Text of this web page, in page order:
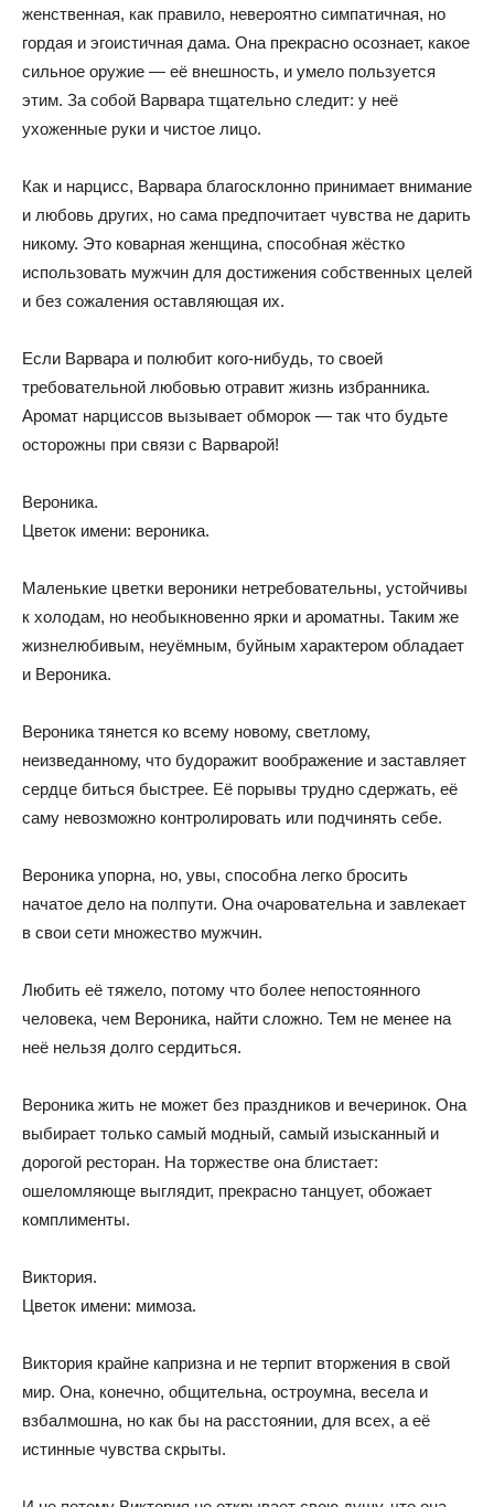
женственная, как правило, невероятно симпатичная, но
гордая и эгоистичная дама. Она прекрасно осознает, какое
сильное оружие — её внешность, и умело пользуется
этим. За собой Варвара тщательно следит: у неё
ухоженные руки и чистое лицо.
Как и нарцисс, Варвара благосклонно принимает внимание
и любовь других, но сама предпочитает чувства не дарить
никому. Это коварная женщина, способная жёстко
использовать мужчин для достижения собственных целей
и без сожаления оставляющая их.
Если Варвара и полюбит кого-нибудь, то своей
требовательной любовью отравит жизнь избранника.
Аромат нарциссов вызывает обморок — так что будьте
осторожны при связи с Варварой!
Вероника.
Цветок имени: вероника.
Маленькие цветки вероники нетребовательны, устойчивы
к холодам, но необыкновенно ярки и ароматны. Таким же
жизнелюбивым, неуёмным, буйным характером обладает
и Вероника.
Вероника тянется ко всему новому, светлому,
неизведанному, что будоражит воображение и заставляет
сердце биться быстрее. Её порывы трудно сдержать, её
саму невозможно контролировать или подчинять себе.
Вероника упорна, но, увы, способна легко бросить
начатое дело на полпути. Она очаровательна и завлекает
в свои сети множество мужчин.
Любить её тяжело, потому что более непостоянного
человека, чем Вероника, найти сложно. Тем не менее на
неё нельзя долго сердиться.
Вероника жить не может без праздников и вечеринок. Она
выбирает только самый модный, самый изысканный и
дорогой ресторан. На торжестве она блистает:
ошеломляюще выглядит, прекрасно танцует, обожает
комплименты.
Виктория.
Цветок имени: мимоза.
Виктория крайне капризна и не терпит вторжения в свой
мир. Она, конечно, общительна, остроумна, весела и
взбалмошна, но как бы на расстоянии, для всех, а её
истинные чувства скрыты.